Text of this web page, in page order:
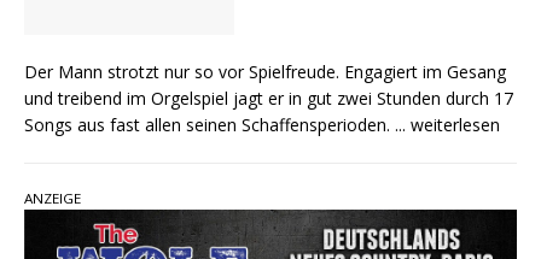
Der Mann strotzt nur so vor Spielfreude. Engagiert im Gesang
und treibend im Orgelspiel jagt er in gut zwei Stunden durch 17
Songs aus fast allen seinen Schaffensperioden. ... weiterlesen
ANZEIGE